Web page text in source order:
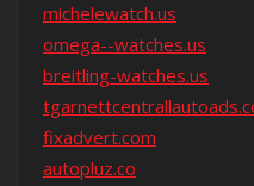
michelewatch.us
omega--watches.us
breitling-watches.us
fixadvert.com
autopluz.co